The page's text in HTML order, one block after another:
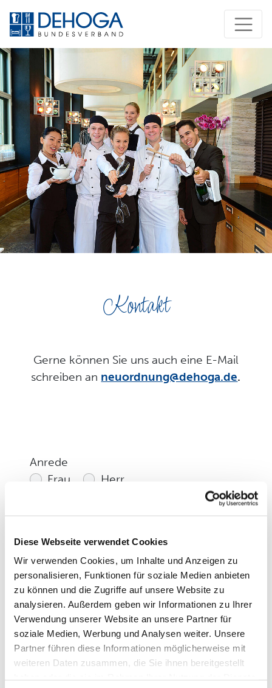
Diese Webseite verwendet Cookies
Wir verwenden Cookies, um Inhalte und Anzeigen zu
personalisieren, Funktionen für soziale Medien anbieten
zu können und die Zugriffe auf unsere Website zu
analysieren. Außerdem geben wir Informationen zu Ihrer
Verwendung unserer Website an unsere Partner für
soziale Medien, Werbung und Analysen weiter. Unsere
Partner führen diese Informationen möglicherweise mit
weiteren Daten zusammen, die Sie ihnen bereitgestellt
Kontakt
Gerne können Sie uns auch eine E-Mail
schreiben an neuordnung@dehoga.de.
Anrede
Frau
Herr
Nachname*
E-Mail*